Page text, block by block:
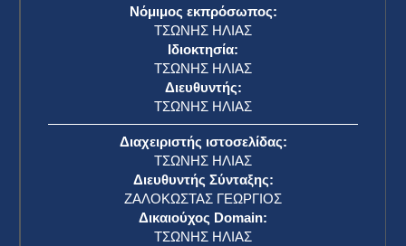
Νόμιμος εκπρόσωπος:
ΤΣΩΝΗΣ ΗΛΙΑΣ
Ιδιοκτησία:
ΤΣΩΝΗΣ ΗΛΙΑΣ
Διευθυντής:
ΤΣΩΝΗΣ ΗΛΙΑΣ
Διαχειριστής ιστοσελίδας:
ΤΣΩΝΗΣ ΗΛΙΑΣ
Διευθυντής Σύνταξης:
ΖΑΛΟΚΩΣΤΑΣ ΓΕΩΡΓΙΟΣ
Δικαιούχος Domain:
ΤΣΩΝΗΣ ΗΛΙΑΣ